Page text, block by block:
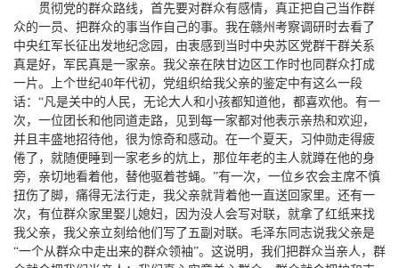
贯彻党的群众路线，首先要对群众有感情，真正把自己当作群
众的一员、把群众的事当作自己的事。我在赣州考察调研时去看了
中央红军长征出发地纪念园，由衷感到当时中央苏区党群干群关系
真是好，军民真是一家亲。我父亲在陕甘边区工作时也同群众打成
一片。上个世纪40年代初，党组织给我父亲的鉴定中有这么一段
话：“凡是关中的人民，无论大人和小孩都知道他，都喜欢他。有一
次，一位团长和他同道走路，见到每一家都对他表示亲热和欢迎，
并且丰盛地招待他，很为惊奇和感动。在一个夏天，习仲勋走得疲
倦了，就随便睡到一家老乡的炕上，那位年老的主人就蹲在他的身
旁，亲切地看着他，替他驱着苍蝇。”有一次，一位乡农会主席不慎
扭伤了脚，痛得无法行走，我父亲就背着他一直送回家里。还有一
次，有位群众家里娶儿媳妇，因为没人会写对联，就拿了红纸来找
我父亲，我父亲立刻给他们写了五副对联。毛泽东同志说我父亲是
“一个从群众中走出来的群众领袖”。这说明，我们把群众当亲人，群